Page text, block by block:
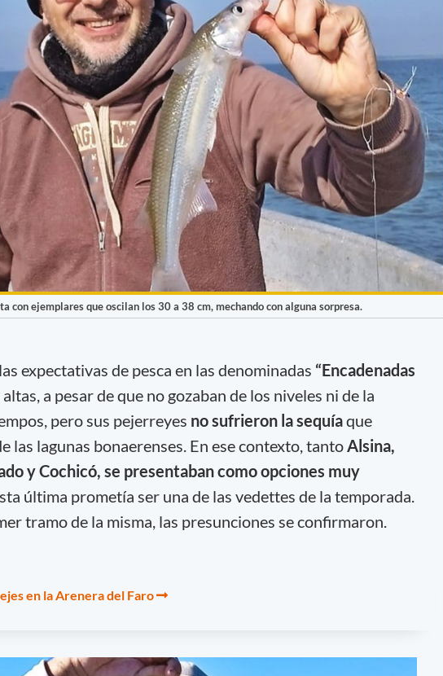
con ejemplares que oscilan los 30 a 38 cm, mechando con alguna sorpresa.
expectativas de pesca en las denominadas “Encadenadas
a pesar de que no gozaban de los niveles ni de la
pero sus pejerreyes no sufrieron la sequíaque
las lagunas bonaerenses. En ese contexto, tanto Alsina,
y Cochicó, se presentaban como opciones muy
última prometía ser una de las vedettes de la temporada.
tramo de la misma, las presunciones se confirmaron.
en la Arenera del Faro